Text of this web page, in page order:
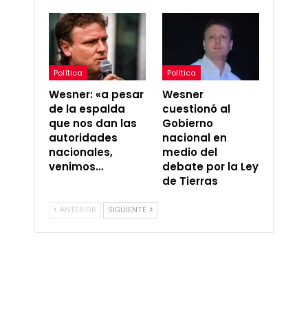
Política
Wesner: «a pesar
de la espalda
que nos dan las
autoridades
nacionales,
venimos…
Política
Wesner
cuestionó al
Gobierno
nacional en
medio del
debate por la Ley
de Tierras
ANTERIOR SIGUIENTE